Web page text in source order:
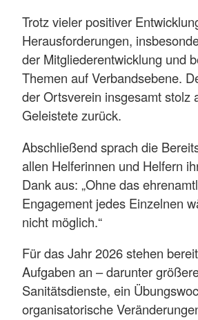
Trotz vieler positiver
Herausforderungen,
der Mitgliederentwicklung und
Themen auf Verbandsebene.
der Ortsverein insgesamt stolz
Geleistete zurück.
Abschließend sprach die
allen Helferinnen und Helfern
Dank aus: „Ohne das
Engagement jedes Einzelnen
nicht möglich.“
Für das Jahr 2026 stehen
Aufgaben an – darunter
Sanitätsdienste, ein
organisatorische